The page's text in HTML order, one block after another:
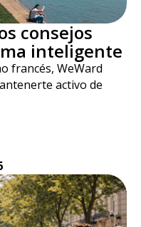
consejos
inteligente
francés, WeWard
activo de